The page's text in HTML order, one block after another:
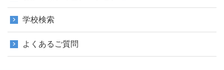
学校検索
よくあるご質問